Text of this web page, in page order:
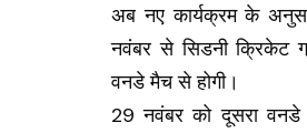
अब नए कार्यक्रम के
नवंबर से सिडनी क्रिकेट
वनडे मैच से होगी।
29 नवंबर को दूसरा वनडे